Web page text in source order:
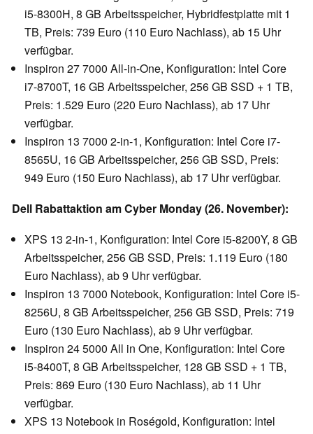
i5-8300H, 8 GB Arbeitsspeicher, Hybridfestplatte mit 1
TB, Preis: 739 Euro (110 Euro Nachlass), ab 15 Uhr
verfügbar.
Inspiron 27 7000 All-in-One, Konfiguration: Intel Core
i7-8700T, 16 GB Arbeitsspeicher, 256 GB SSD + 1 TB,
Preis: 1.529 Euro (220 Euro Nachlass), ab 17 Uhr
verfügbar.
Inspiron 13 7000 2-in-1, Konfiguration: Intel Core i7-
8565U, 16 GB Arbeitsspeicher, 256 GB SSD, Preis:
949 Euro (150 Euro Nachlass), ab 17 Uhr verfügbar.
Dell Rabattaktion am Cyber Monday (26. November):
XPS 13 2-in-1, Konfiguration: Intel Core i5-8200Y, 8 GB
Arbeitsspeicher, 256 GB SSD, Preis: 1.119 Euro (180
Euro Nachlass), ab 9 Uhr verfügbar.
Inspiron 13 7000 Notebook, Konfiguration: Intel Core i5-
8256U, 8 GB Arbeitsspeicher, 256 GB SSD, Preis: 719
Euro (130 Euro Nachlass), ab 9 Uhr verfügbar.
Inspiron 24 5000 All in One, Konfiguration: Intel Core
i5-8400T, 8 GB Arbeitsspeicher, 128 GB SSD + 1 TB,
Preis: 869 Euro (130 Euro Nachlass), ab 11 Uhr
verfügbar.
XPS 13 Notebook in Roségold, Konfiguration: Intel